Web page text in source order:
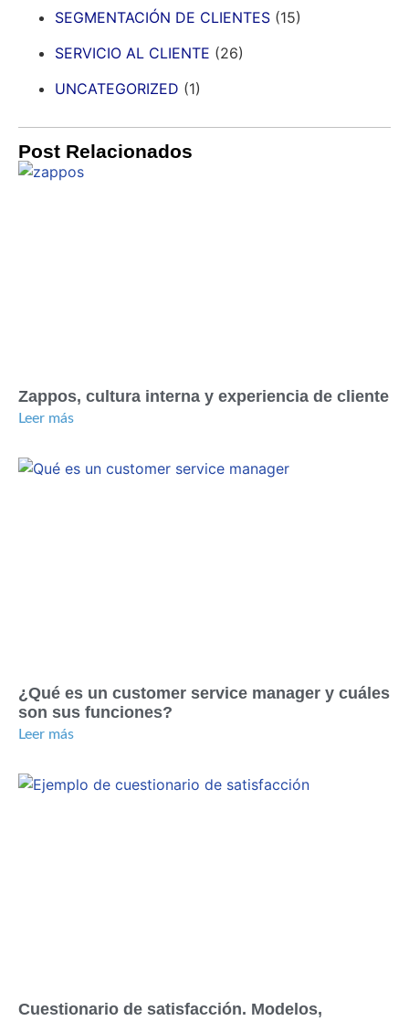
SEGMENTACIÓN DE CLIENTES (15)
SERVICIO AL CLIENTE (26)
UNCATEGORIZED (1)
Post Relacionados
Zappos, cultura interna y experiencia de cliente
Leer más
¿Qué es un customer service manager y cuáles
son sus funciones?
Leer más
Cuestionario de satisfacción. Modelos,